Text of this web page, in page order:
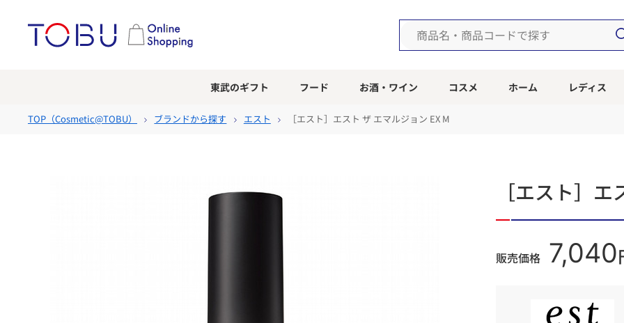
東武のギフト フード お酒・ワイン コスメ ホーム レディス
TOP（Cosmetic@TOBU） ブランドから探す エスト ［エスト］エスト ザ エマルジョン EX M
［エスト］
販売価格 7,040